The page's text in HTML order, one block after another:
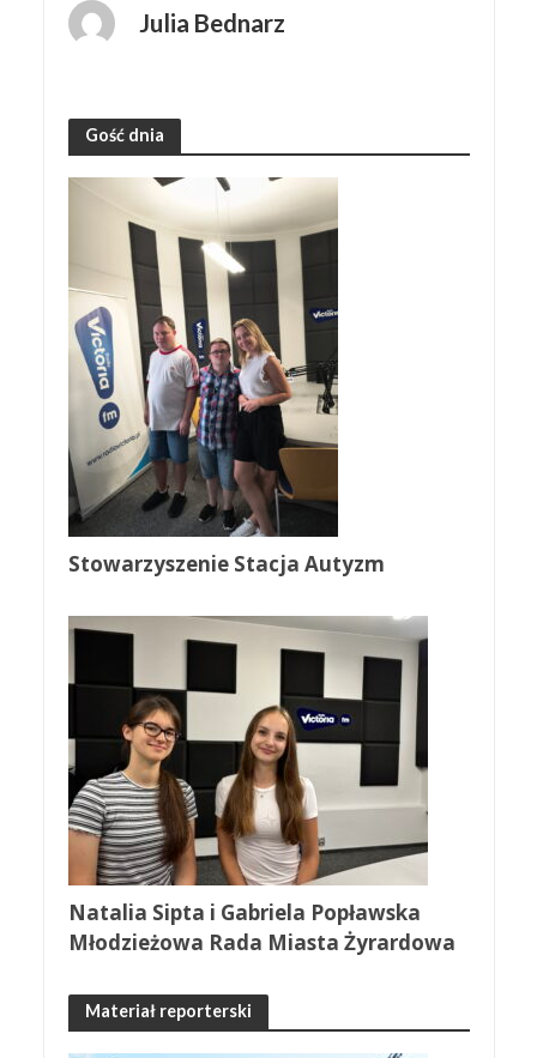
Julia Bednarz
Gość dnia
Stowarzyszenie Stacja Autyzm
Natalia Sipta i Gabriela Popławska
Młodzieżowa Rada Miasta Żyrardowa
Materiał reporterski